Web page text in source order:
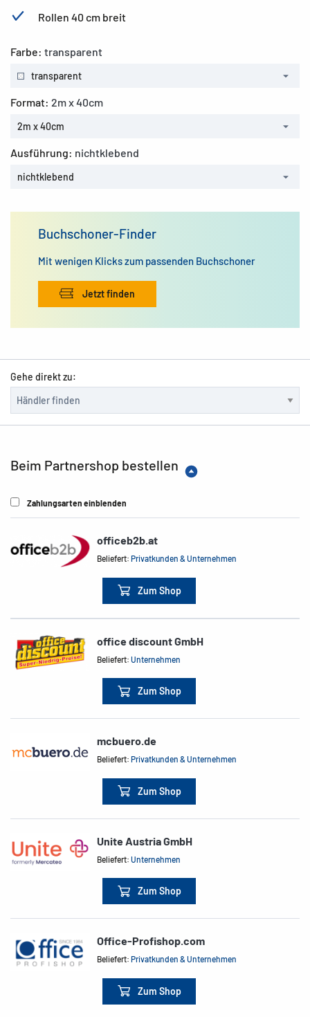
Rollen 40 cm breit
Farbe: transparent
transparent
Format: 2m x 40cm
2m x 40cm
Ausführung: nichtklebend
nichtklebend
Buchschoner-Finder
Mit wenigen Klicks zum passenden Buchschoner
Jetzt finden
Gehe direkt zu:
Beim Partnershop bestellen
Zahlungsarten einblenden
officeb2b.at
Beliefert:Privatkunden & Unternehmen
Zum Shop
office discount GmbH
Beliefert:Unternehmen
Zum Shop
mcbuero.de
Beliefert:Privatkunden & Unternehmen
Zum Shop
Unite Austria GmbH
Beliefert:Unternehmen
Zum Shop
Office-Profishop.com
Beliefert:Privatkunden & Unternehmen
Zum Shop